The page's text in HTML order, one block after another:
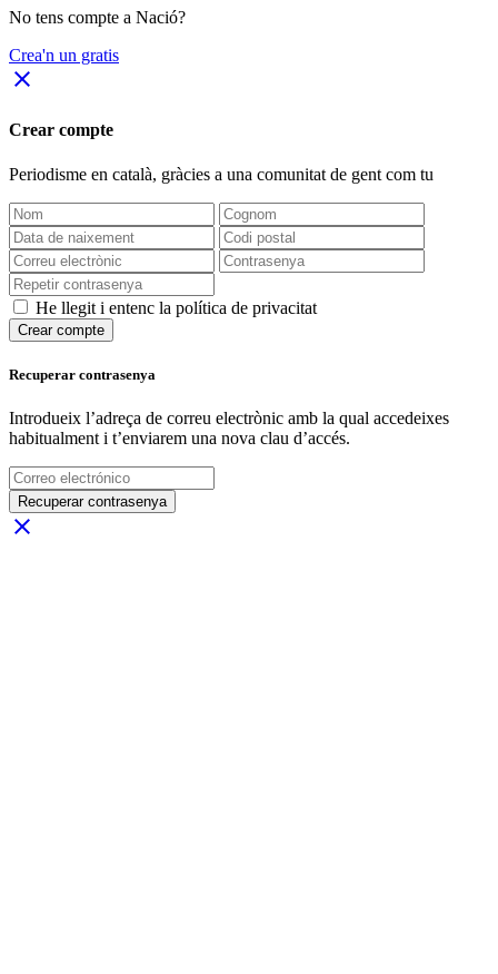
No tens compte a Nació?
Crea'n un gratis
close
Crear compte
Periodisme en català, gràcies a una comunitat de gent com tu
He llegit i entenc la política de privacitat
Crear compte
Recuperar contrasenya
Introdueix l’adreça de correu electrònic amb la qual accedeixes
habitualment i t’enviarem una nova clau d’accés.
Recuperar contrasenya
close